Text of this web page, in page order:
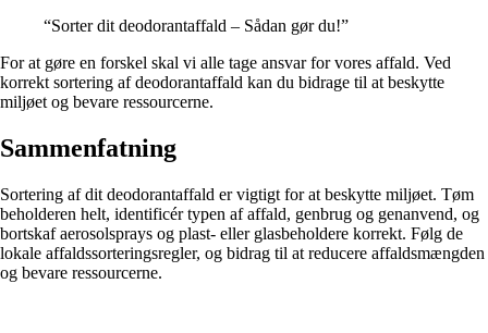
“Sorter dit deodorantaffald – Sådan gør du!”
For at gøre en forskel skal vi alle tage ansvar for vores affald. Ved
korrekt sortering af deodorantaffald kan du bidrage til at beskytte
miljøet og bevare ressourcerne.
Sammenfatning
Sortering af dit deodorantaffald er vigtigt for at beskytte miljøet. Tøm
beholderen helt, identificér typen af affald, genbrug og genanvend, og
bortskaf aerosolsprays og plast- eller glasbeholdere korrekt. Følg de
lokale affaldssorteringsregler, og bidrag til at reducere affaldsmængden
og bevare ressourcerne.